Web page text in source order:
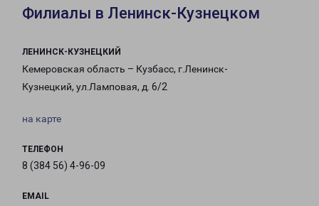
Филиалы в Ленинск-Кузнецком
ЛЕНИНСК-КУЗНЕЦКИЙ
Кемеровская область – Кузбасс, г.Ленинск-
Кузнецкий, ул.Ламповая, д. 6/2
на карте
ТЕЛЕФОН
8 (384 56) 4-96-09
EMAIL